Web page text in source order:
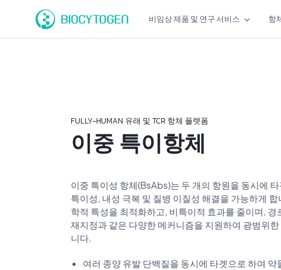
비임상 제품 및 연구 서비스 항
FULLY-HUMAN 유래 및 TCR 항체 플랫폼
이중 특이항체
이중 특이성 항체(BsAbs)는 두 개의 항원을 동시에
특이성, 내성 극복 및 질병 이질성 해결을 가능하게 합
학적 특성을 최적화하고, 비특이적 효과를 줄이며, 경
재지정과 같은 다양한 메커니즘을 지원하여 광범위
니다.
여러 종양 유발 단백질을 동시에 타겟으로 하여 약